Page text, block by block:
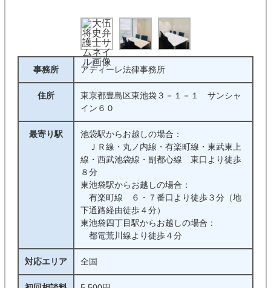
事務所 アディーレ法律事務所
住所
東京都豊島区東池袋３－１－１ サンシャ
イン６０
最寄り駅
池袋駅からお越しの場合：
ＪＲ線・丸ノ内線・有楽町線・東武東上
線・西武池袋線・副都心線 東口より徒歩
８分
東池袋駅からお越しの場合：
有楽町線 ６・７番口より徒歩３分（地
下通路経由徒歩４分）
東池袋四丁目駅からお越しの場合：
都電荒川線より徒歩４分
対応エリア 全国